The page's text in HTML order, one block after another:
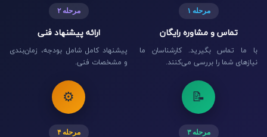
مرحله ۱
تماس و مشاوره رایگان
با ما تماس بگیرید. کارشناسان ما
نیازهای شما را بررسی می‌کنند.
مرحله ۲
ارائه پیشنهاد فنی
پیشنهاد کامل شامل بودجه، زمان‌بندی
و مشخصات فنی.
📝
مرحله ۳
⚙️
مرحله ۴